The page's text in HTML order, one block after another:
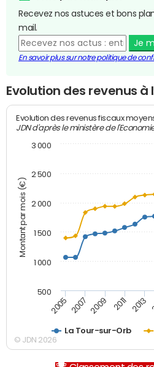
Recevez nos astuces et bons
mail.
Je
En savoir plus sur notre politique de
Evolution des revenus
Montant par mois (€)
Evolution des revenus fiscaux
JDN d'après le ministère de
La Tour-sur-Orb
2005 2007 2009 2011 2013
500
1 000
1 500
2 000
2 500
3 000
© JDN 2026